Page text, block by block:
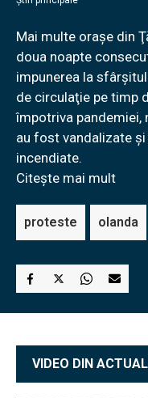
Mai multe oraşe din
doua noapte
impunerea la
de circulaţie pe timp
împotriva pandemiei,
au fost vandalizate
incendiate.
Citește mai mult
proteste olanda
VIDEO DIN